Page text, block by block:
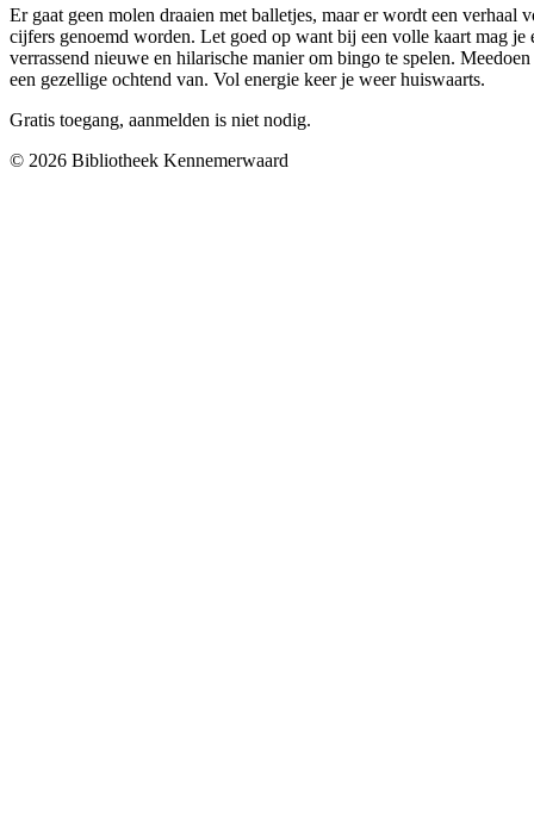
Er gaat geen molen draaien met balletjes, maar er wordt een verhaal
cijfers genoemd worden. Let goed op want bij een volle kaart mag je
verrassend nieuwe en hilarische manier om bingo te spelen.
een gezellige ochtend van. Vol energie keer je weer huiswaarts.
Gratis toegang, aanmelden is niet nodig.
© 2026 Bibliotheek Kennemerwaard